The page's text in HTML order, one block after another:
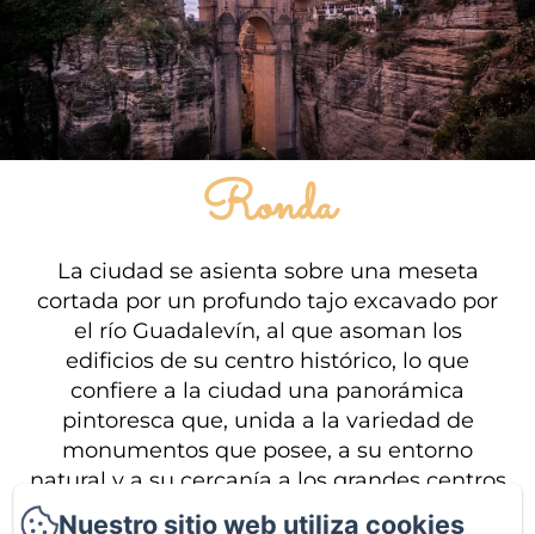
Ronda
La ciudad se asienta sobre una meseta
cortada por un profundo tajo excavado por
el río Guadalevín, al que asoman los
edificios de su centro histórico, lo que
confiere a la ciudad una panorámica
pintoresca que, unida a la variedad de
monumentos que posee, a su entorno
natural y a su cercanía a los grandes centros
del turismo de masas del la Costa del Sol.
Nuestro sitio web utiliza cookies